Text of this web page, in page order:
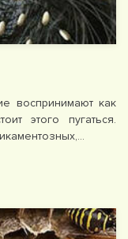
воспринимают как
этого пугаться.